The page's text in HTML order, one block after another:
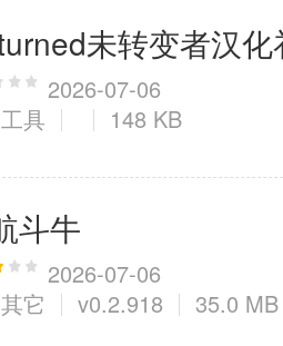
未转变者汉化
2026-07-06
具
148 KB
斗牛
2026-07-06
它
v0.2.918 35.0 MB